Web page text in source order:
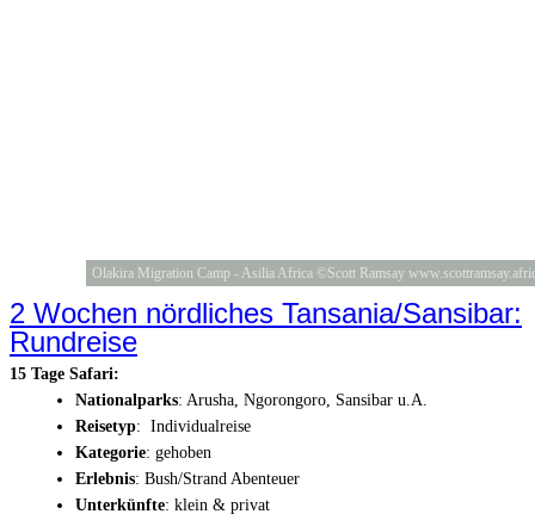
Olakira Migration Camp - Asilia Africa ©Scott Ramsay
2 Wochen nördliches Tansania/Sansibar:
Rundreise
15 Tage Safari:
Nationalparks: Arusha, Ngorongoro, Sansibar u.A.
Reisetyp: Individualreise
Kategorie: gehoben
Erlebnis: Bush/Strand Abenteuer
Unterkünfte: klein & privat